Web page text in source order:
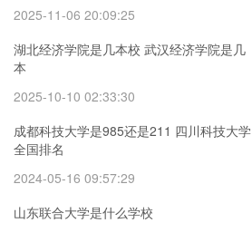
2025-11-06 20:09:25
湖北经济学院是几本校 武汉经济学院是几
本
2025-10-10 02:33:30
成都科技大学是985还是211 四川科技大学
全国排名
2024-05-16 09:57:29
山东联合大学是什么学校